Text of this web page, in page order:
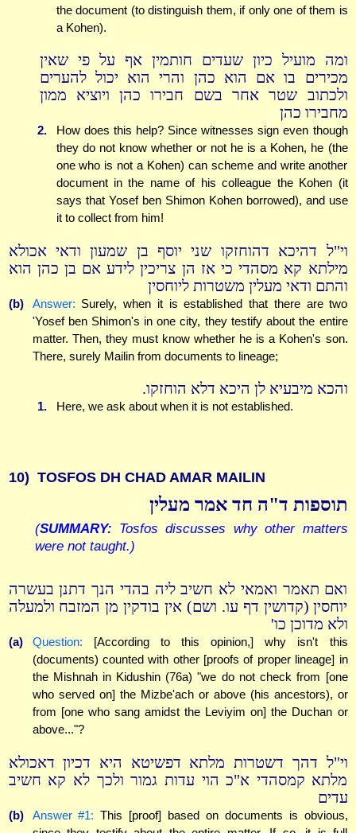
the document (to distinguish them, if only one of them is
a Kohen).
ומה מועיל כיון שעדים חותמין אף על פי שאין
מכירים בו אם הוא כהן והרי הוא יכול להערים
ולכתוב שטר אחר בשם חבירו כהן ויוציא ממון
מחבירו כהן
2.
How does this help? Since witnesses sign even though
they do not know whether or not he is a Kohen, he (the
one who is not a Kohen) can scheme and write another
document in the name of his colleague the Kohen (it
says that Yosef ben Shimon Kohen borrowed), and use
it to collect from him!
וי"ל דהיכא דהוחזקו שני יוסף בן שמעון ודאי אכולא
מילתא קא מסהדי כי אז הן צריכין לידע אם בן כהן הוא
והתם ודאי מעלין משטרות ליוחסין
(b) Answer: Surely, when it is established that there are two
'Yosef ben Shimon's in one city, they testify about the entire
matter. Then, they must know whether he is a Kohen's son.
There, surely Mailin from documents to lineage;
והכא מיבעיא לן היכא דלא הוחזקו.
1. Here, we ask about when it is not established.
10) TOSFOS DH CHAD AMAR MAILIN
תוספות ד"ה חד אמר מעלין
(SUMMARY: Tosfos discusses why other matters
were not taught.)
ואם תאמר ואמאי לא חשיב ליה בהדי הנך דתנן בעשרה
יוחסין (קדושין דף עו. ושם) אין בודקין מן המזבח ולמעלה
ולא מדוכן כו'
(a) Question: [According to this opinion,] why isn't this
(documents) counted with other [proofs of proper lineage] in
the Mishnah in Kidushin (76a) "we do not check from [one
who served on] the Mizbe'ach or above (his ancestors), or
from [one who sang amidst the Leviyim on] the Duchan or
above..."?
וי"ל דהך דשטרות מלתא דפשיטא היא דכיון דאכולא
מלתא קמסהדי א"כ הוי עדות גמור ולכך לא קא חשיב
עדים
(b) Answer #1: This [proof] based on documents is obvious,